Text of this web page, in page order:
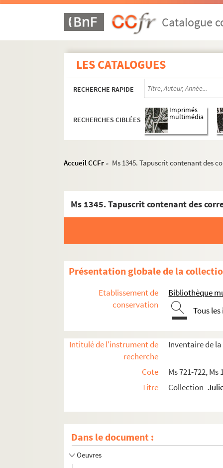
Catalogue
LES CATALOGUES
RECHERCHE RAPIDE
RECHERCHES CIBLÉES
Imprimés
multimédia
Accueil CCFr > Ms 1345. Tapuscrit contenant des
Présentation globale de la
Etablissement de
conservation
Bibliothèque
Tous
Intitulé de l'instrument de
recherche
Inventaire de
Cote
Ms 721-722, Ms
Titre
Collection
Dans le document :
Oeuvres